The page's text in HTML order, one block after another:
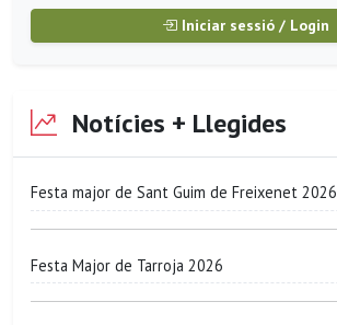
Iniciar sessió / Login
Notícies + Llegides
Festa major de Sant Guim de Freixenet 2026
Festa Major de Tarroja 2026